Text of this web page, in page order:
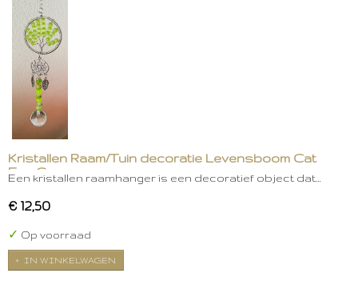
Kristallen Raam/Tuin decoratie Levensboom Cat
Eye Groen
Een kristallen raamhanger is een decoratief object dat…
€ 12,50
✓ Op voorraad
IN WINKELWAGEN